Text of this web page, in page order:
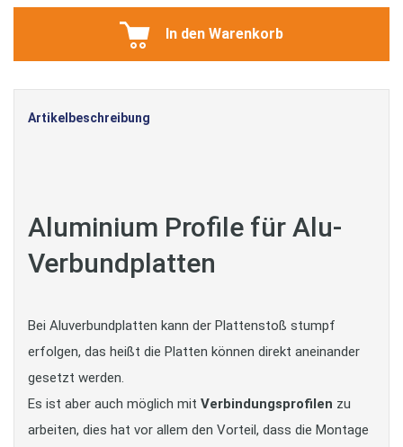
In den Warenkorb
Artikelbeschreibung
Aluminium Profile für Alu-
Verbundplatten
Bei Aluverbundplatten kann der Plattenstoß stumpf
erfolgen, das heißt die Platten können direkt aneinander
gesetzt werden.
Es ist aber auch möglich mit Verbindungsprofilen zu
arbeiten, dies hat vor allem den Vorteil, dass die Montage